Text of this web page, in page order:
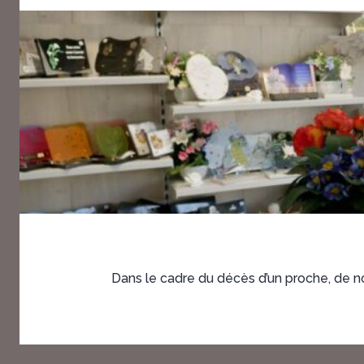
Dans le cadre du décès d’un proche,